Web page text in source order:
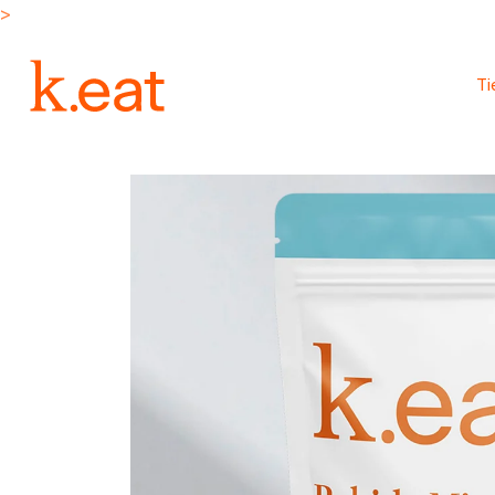
>
directamente